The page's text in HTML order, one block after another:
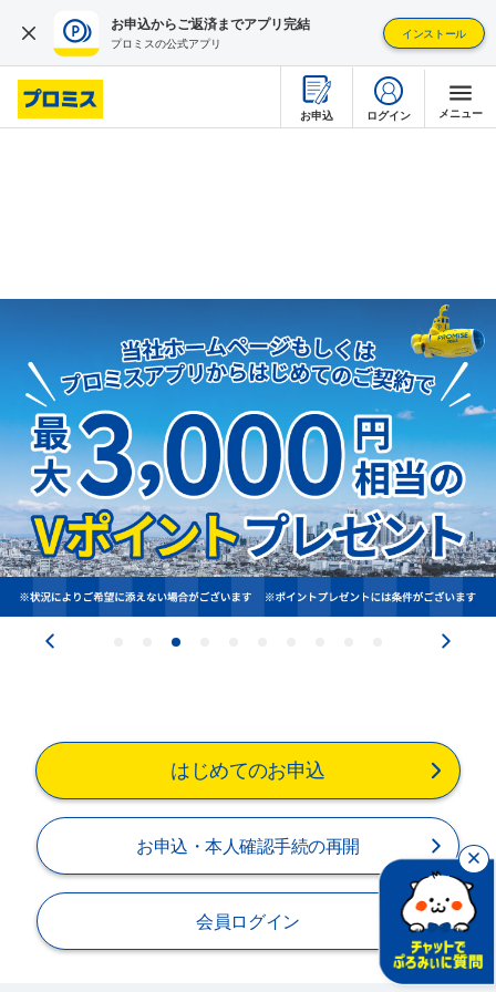
お申込からご返済までアプリ完結
プロミスの公式アプリ
インストール
お申込 ログイン メニュー
疑問・不安を解消する
店舗・ATMを探す
プロミスについて
閉じる
はじめてのお申込
お申込・本人確認手続の再開
会員ログイン